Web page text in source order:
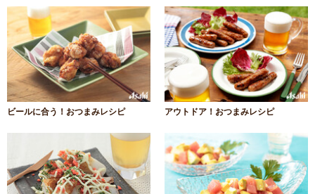
ビールに合う！おつまみレシピ アウトドア！おつまみレシピ